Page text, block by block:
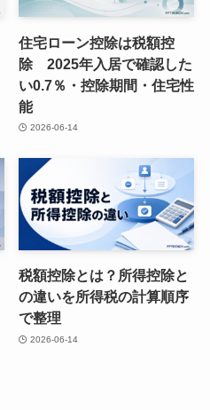
住宅ローン控除は税額控
除 2025年入居で確認した
い0.7％・控除期間・住宅性
能
2026-06-14
税額控除とは？所得控除と
の違いを所得税の計算順序
で整理
2026-06-14